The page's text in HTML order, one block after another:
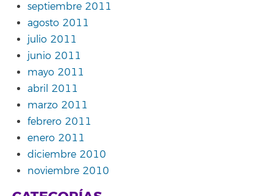
septiembre 2011
agosto 2011
julio 2011
junio 2011
mayo 2011
abril 2011
marzo 2011
febrero 2011
enero 2011
diciembre 2010
noviembre 2010